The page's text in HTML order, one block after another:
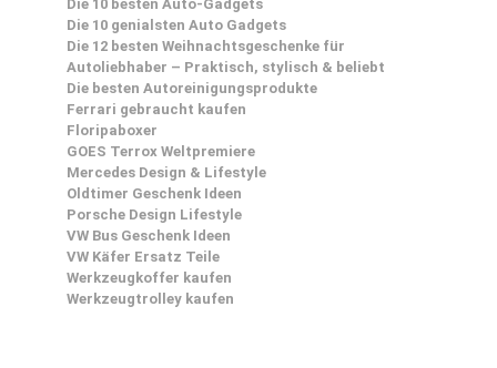
Die 10 besten Auto-Gadgets
Die 10 genialsten Auto Gadgets
Die 12 besten Weihnachtsgeschenke für
Autoliebhaber – Praktisch, stylisch & beliebt
Die besten Autoreinigungsprodukte
Ferrari gebraucht kaufen
Floripaboxer
GOES Terrox Weltpremiere
Mercedes Design & Lifestyle
Oldtimer Geschenk Ideen
Porsche Design Lifestyle
VW Bus Geschenk Ideen
VW Käfer Ersatz Teile
Werkzeugkoffer kaufen
Werkzeugtrolley kaufen